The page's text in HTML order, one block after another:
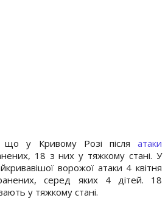
що у Кривому Розі після атаки
18 з них у тяжкому стані. У
ворожої атаки 4 квітня
серед яких 4 дітей. 18
у тяжкому стані.